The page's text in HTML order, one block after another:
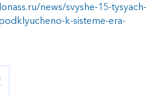
news/svyshe-15-tysyach-
k-sisteme-era-